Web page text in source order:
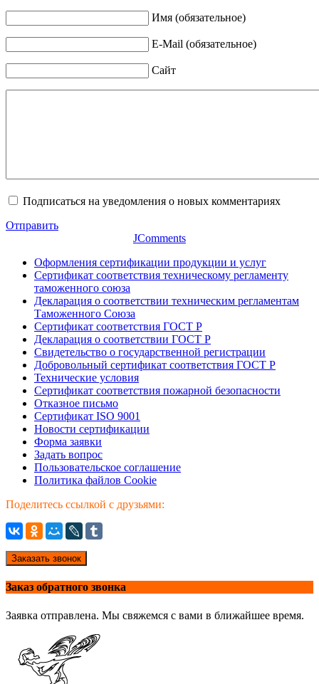
Имя (обязательное)
E-Mail (обязательное)
Сайт
Подписаться на уведомления о новых комментариях
Отправить
JComments
Оформления сертификации продукции и услуг
Сертификат соответствия техническому регламенту
таможенного союза
Декларация о соответствии техническим регламентам
Таможенного Союза
Сертификат соответствия ГОСТ Р
Декларация о соответствии ГОСТ Р
Свидетельство о государственной регистрации
Добровольный сертификат соответствия ГОСТ Р
Технические условия
Сертификат соответствия пожарной безопасности
Отказное письмо
Сертификат ISO 9001
Новости сертификации
Форма заявки
Задать вопрос
Пользовательское соглашение
Политика файлов Cookie
Поделитесь ссылкой с друзьями:
Заказать звонок
Заказ обратного звонка
Заявка отправлена. Мы свяжемся с вами в ближайшее время.